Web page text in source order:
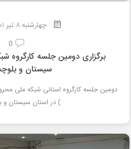
چهارشنبه ۸ تیر
0
برگزاری دومین جلسه کارگروه
سیستان و
دومین جلسه کارگروه استانی شبکه ملی
) در استان سیستان و